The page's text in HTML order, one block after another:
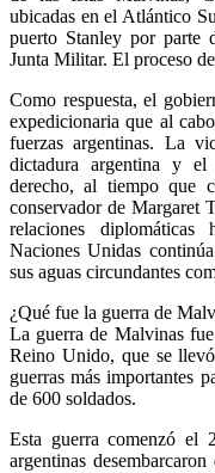
ubicadas en el Atlántico
puerto Stanley por parte
Junta Militar. El proceso
Como respuesta, el
expedicionaria que al
fuerzas argentinas. La
dictadura argentina y
derecho, al tiempo que
conservador de Margaret
relaciones
Naciones Unidas
sus aguas circundantes
¿Qué fue la guerra de
La guerra de Malvinas
Reino Unido, que se
guerras más importantes
de 600 soldados.
Esta guerra comenzó el
argentinas